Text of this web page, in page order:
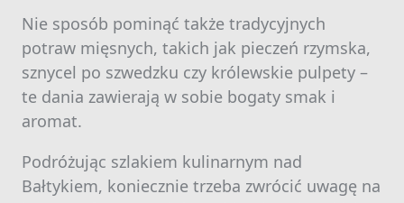
Nie sposób pominąć także tradycyjnych
potraw mięsnych, takich jak pieczeń rzymska,
sznycel po szwedzku czy królewskie pulpety –
te dania zawierają w sobie bogaty smak i
aromat.
Podróżując szlakiem kulinarnym nad
Bałtykiem, koniecznie trzeba zwrócić uwagę na